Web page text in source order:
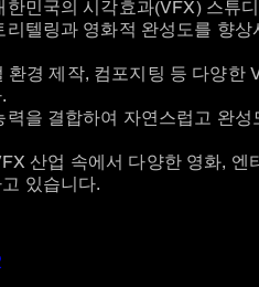
민국의 시각효과(VFX) 스튜
텔링과 영화적 완성도를 향상
경 제작, 컴포지팅 등 다양한
을 결합하여 자연스럽고 완성
산업 속에서 다양한 영화, 엔
있습니다.